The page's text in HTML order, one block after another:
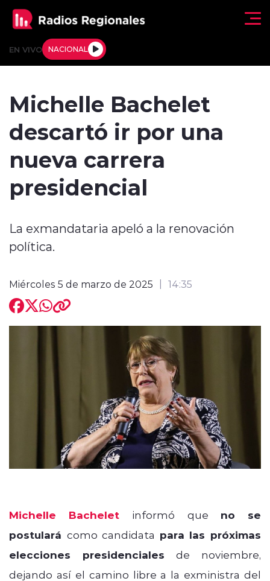
EN VIVO NACIONAL
Deportes
Regiones al Aire
modo claro
Michelle Bachelet
descartó ir por una
nueva carrera
presidencial
La exmandataria apeló a la renovación
política.
Miércoles 5 de marzo de 2025 14:35
Michelle Bachelet informó que no se
postulará como candidata para las próximas
elecciones presidenciales de noviembre,
dejando así el camino libre a la exministra del